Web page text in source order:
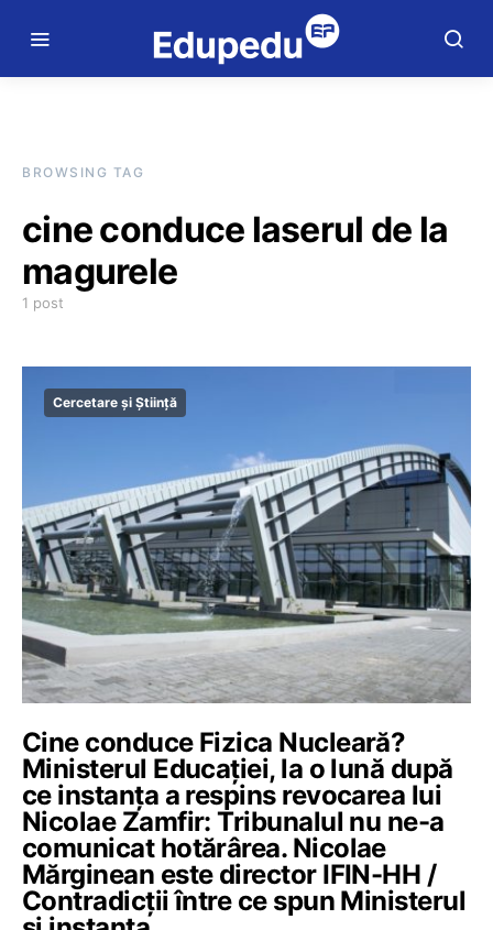
BROWSING TAG
cine conduce laserul de la
magurele
1 post
Cercetare și Știință
Cine conduce Fizica Nucleară?
Ministerul Educației, la o lună după
ce instanța a respins revocarea lui
Nicolae Zamfir: Tribunalul nu ne-a
comunicat hotărârea. Nicolae
Mărginean este director IFIN-HH /
Contradicții între ce spun Ministerul